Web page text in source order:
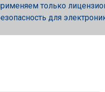
только
для